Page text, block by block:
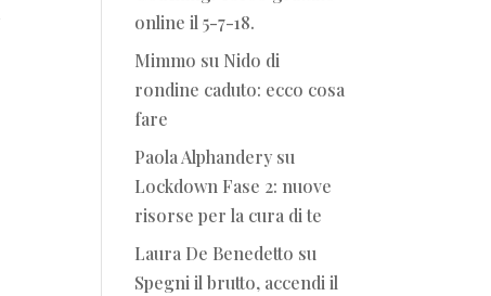
online il 5-7-18.
Mimmo su Nido di
rondine caduto: ecco cosa
fare
Paola Alphandery su
Lockdown Fase 2: nuove
risorse per la cura di te
Laura De Benedetto su
Spegni il brutto, accendi il